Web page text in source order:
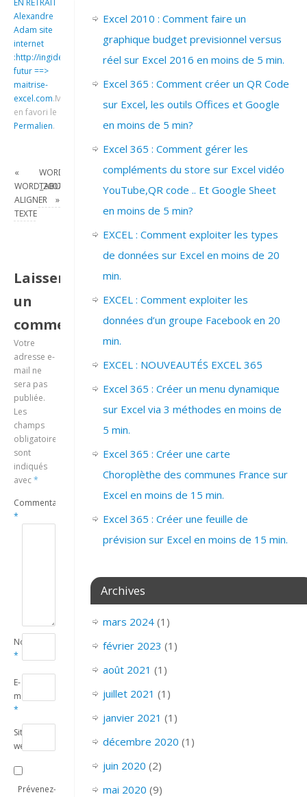
Alexandre
Adam site
internet
:http://ingideo.sharepoint.com
futur ==>
maitrise-
excel.com.Mettre
en favori le
Permalien.
«
WORD_2007_
ALIGNER
TEXTE
WORD_2007_DEFINIR
TABULATION
»
Laisser
un
commentaire
Votre
adresse e-
mail ne
sera pas
publiée.
Les
champs
obligatoires
sont
indiqués
avec*
Commentaire
*
Nom
*
E-
mail
*
Site
web
Prévenez-
Excel 2010 : Comment faire un
graphique budget previsionnel versus
réel sur Excel 2016 en moins de 5 min.
Excel 365 : Comment créer un QR Code
sur Excel, les outils Offices et Google
en moins de 5 min?
Excel 365 : Comment gérer les
compléments du store sur Excel vidéo
YouTube,QR code .. Et Google Sheet
en moins de 5 min?
EXCEL : Comment exploiter les types
de données sur Excel en moins de 20
min.
EXCEL : Comment exploiter les
données d’un groupe Facebook en 20
min.
EXCEL : NOUVEAUTÉS EXCEL 365
Excel 365 : Créer un menu dynamique
sur Excel via 3 méthodes en moins de
5 min.
Excel 365 : Créer une carte
Choroplèthe des communes France sur
Excel en moins de 15 min.
Excel 365 : Créer une feuille de
prévision sur Excel en moins de 15 min.
Archives
mars 2024(1)
février 2023 (1)
août 2021 (1)
juillet 2021 (1)
janvier 2021 (1)
décembre 2020 (1)
juin 2020 (2)
mai 2020 (9)